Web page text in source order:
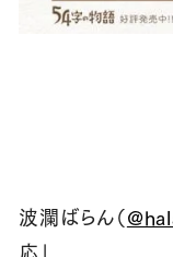
波瀾ばらん（